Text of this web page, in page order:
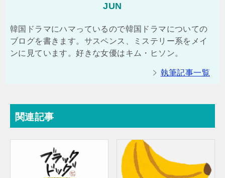
JUN
韓国ドラマにハマっているので韓国ドラマについての
ブログを書きます。サスペンス、ミステリー系をメイ
ンに見ています。好きな女優はキム・ヒソン。
執筆記事一覧
関連記事